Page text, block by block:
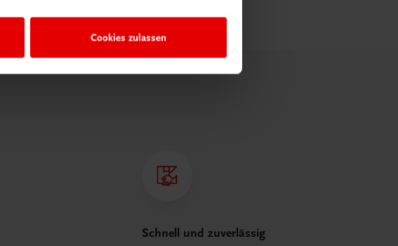
Cookies zulassen
Schnell und zuverlässig